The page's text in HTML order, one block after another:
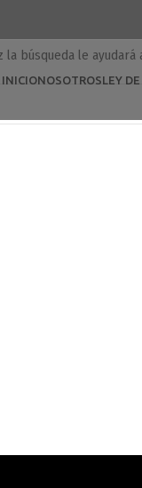
INICIONOSOTROSLEY
búsqueda le